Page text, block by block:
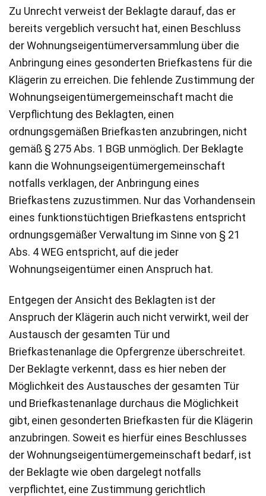
Zu Unrecht verweist der Beklagte darauf, das er
bereits vergeblich versucht hat, einen Beschluss
der Wohnungseigentümerversammlung über die
Anbringung eines gesonderten Briefkastens für die
Klägerin zu erreichen. Die fehlende Zustimmung der
Wohnungseigentümergemeinschaft macht die
Verpflichtung des Beklagten, einen
ordnungsgemäßen Briefkasten anzubringen, nicht
gemäß § 275 Abs. 1 BGB unmöglich. Der Beklagte
kann die Wohnungseigentümergemeinschaft
notfalls verklagen, der Anbringung eines
Briefkastens zuzustimmen. Nur das Vorhandensein
eines funktionstüchtigen Briefkastens entspricht
ordnungsgemäßer Verwaltung im Sinne von § 21
Abs. 4 WEG entspricht, auf die jeder
Wohnungseigentümer einen Anspruch hat.
Entgegen der Ansicht des Beklagten ist der
Anspruch der Klägerin auch nicht verwirkt, weil der
Austausch der gesamten Tür und
Briefkastenanlage die Opfergrenze überschreitet.
Der Beklagte verkennt, dass es hier neben der
Möglichkeit des Austausches der gesamten Tür
und Briefkastenanlage durchaus die Möglichkeit
gibt, einen gesonderten Briefkasten für die Klägerin
anzubringen. Soweit es hierfür eines Beschlusses
der Wohnungseigentümergemeinschaft bedarf, ist
der Beklagte wie oben dargelegt notfalls
verpflichtet, eine Zustimmung gerichtlich